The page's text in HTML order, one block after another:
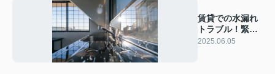
賃貸での水漏れ
トラブル！緊急
対応法を徹底解
2025.06.05